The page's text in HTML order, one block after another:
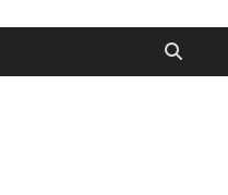
Kulübü –
En Güncel